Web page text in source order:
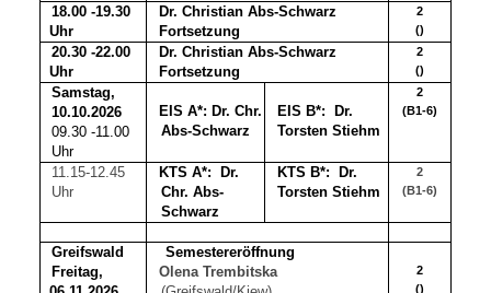
18.00 -19.30
Uhr
Dr. Christian Abs-Schwarz
Fortsetzung
2
()
20.30 -22.00
Uhr
Dr. Christian Abs-Schwarz
Fortsetzung
2
()
Samstag,
10.10.2026
09.30 -11.00
Uhr
EIS A*: Dr. Chr.
Abs-Schwarz
EIS B*: Dr.
Torsten Stiehm
2
(B1-6)
11.15-12.45
Uhr
KTS A*:
Dr.
Chr. Abs-
Schwarz
KTS B*: Dr.
Torsten Stiehm
2
(B1-6)
Greifswald
Freitag,
Semestereröffnung
Olena Trembitska
2
()